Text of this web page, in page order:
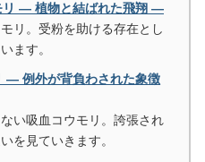
リ ― 植物と結ばれた飛翔 ―
リ。受粉を助ける存在とし
ます。
― 例外が背負わされた象徴
い吸血コウモリ。誇張され
を見ていきます。